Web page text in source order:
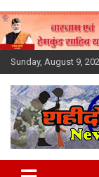
Skip
to
content
Sunday, August 9,
Latest